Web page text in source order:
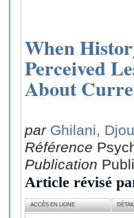
When
Perceived
About
par Ghilani,
Référence
Publication
Article révisé
ACCÈS EN LIGNE